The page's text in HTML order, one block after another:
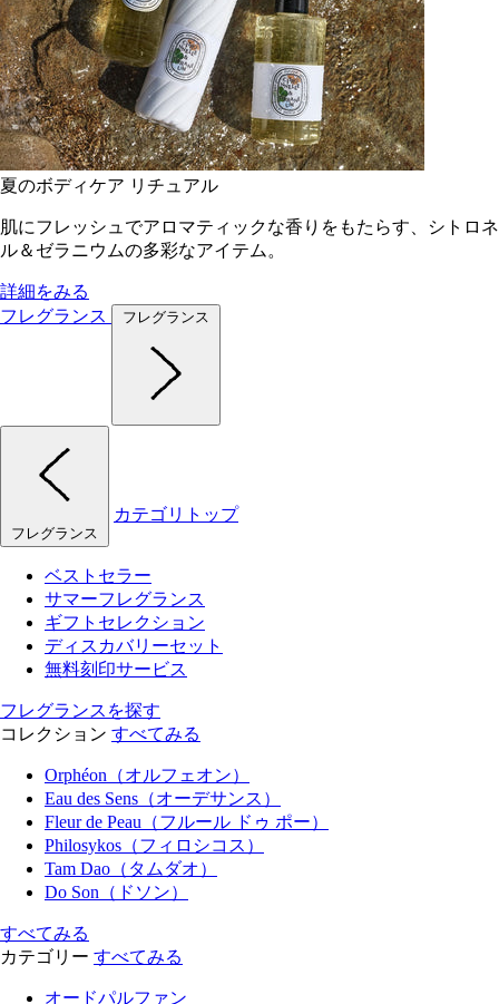
夏のボディケア リチュアル
肌にフレッシュでアロマティックな香りをもたらす、シトロネ
ル＆ゼラニウムの多彩なアイテム。
詳細をみる
フレグランス
フレグランス
フレグランス
カテゴリトップ
ベストセラー
サマーフレグランス
ギフトセレクション
ディスカバリーセット
無料刻印サービス
フレグランスを探す
コレクション すべてみる
Orphéon（オルフェオン）
Eau des Sens（オーデサンス）
Fleur de Peau（フルール ドゥ ポー）
Philosykos（フィロシコス）
Tam Dao（タムダオ）
Do Son（ドソン）
すべてみる
カテゴリー すべてみる
オードパルファン